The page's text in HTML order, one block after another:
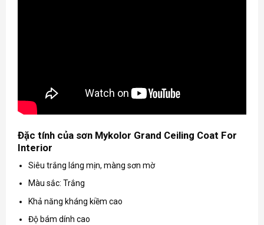
Đặc tính của sơn Mykolor Grand Ceiling Coat For
Interior
Siêu trắng láng mịn, màng sơn mờ
Màu sắc: Trắng
Khả năng kháng kiềm cao
Độ bám dính cao